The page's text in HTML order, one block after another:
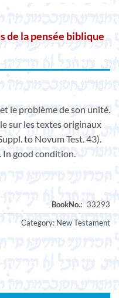
de la pensée biblique
le problème de son unité.
sur les textes originaux
to Novum Test. 43).
In good condition.
Category: New Testament